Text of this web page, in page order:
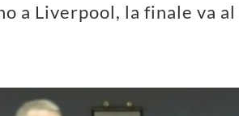
a Liverpool, la finale va